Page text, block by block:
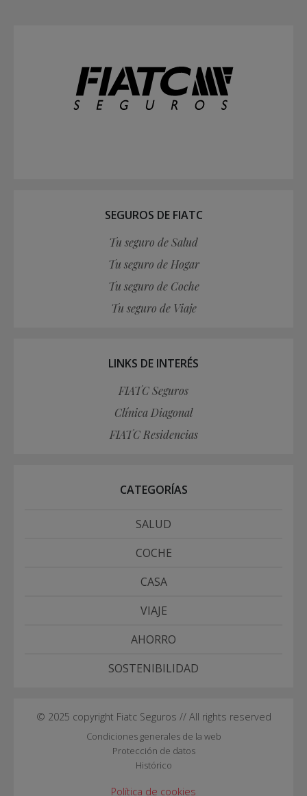
SEGUROS DE FIATC
Tu seguro de Salud
Tu seguro de Hogar
Tu seguro de Coche
Tu seguro de Viaje
LINKS DE INTERÉS
FIATC Seguros
Clínica Diagonal
FIATC Residencias
CATEGORÍAS
SALUD
COCHE
CASA
VIAJE
AHORRO
SOSTENIBILIDAD
© 2025 copyright Fiatc Seguros // All rights reserved
Condiciones generales de la web
Protección de datos
Histórico
Política de cookies